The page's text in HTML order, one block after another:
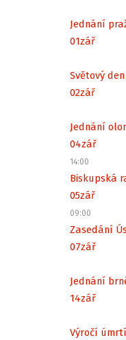
Jednání
01zář
Světový
02zář
Jednání
04zář
14:00
Biskupská
05zář
09:00
Zasedání
07zář
Jednání
14zář
Výročí úmrtí